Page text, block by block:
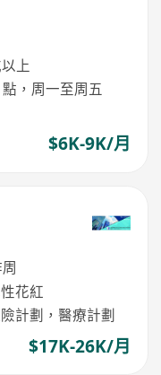
上
，周一至周五
$6K-9K/月
花紅
計劃，醫療計劃
$17K-26K/月